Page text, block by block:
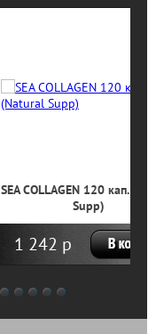
SEA COLLAGEN 120 кап.
Supp)
1 242 р
15 16 17 18 19